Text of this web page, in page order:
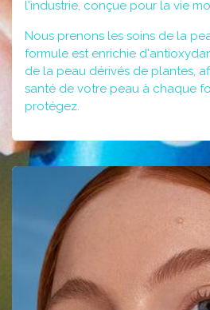
l'industrie, conçue pour la vie
Nous prenons les soins de la
formule est enrichie
de la peau dérivés de plantes,
santé de votre peau à chaque
protégez.